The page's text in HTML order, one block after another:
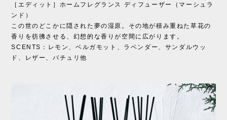
［エディット］ホームフレグランス ディフューザー（マーシュラ
ンド）
この世のどこかに隠された夢の湿原。その地が積み重ねた草花の
香りを彷彿させる、幻想的な香りが空間に広がります。
SCENTS：レモン、ベルガモット、ラベンダー、サンダルウッ
ド、レザー、パチュリ他